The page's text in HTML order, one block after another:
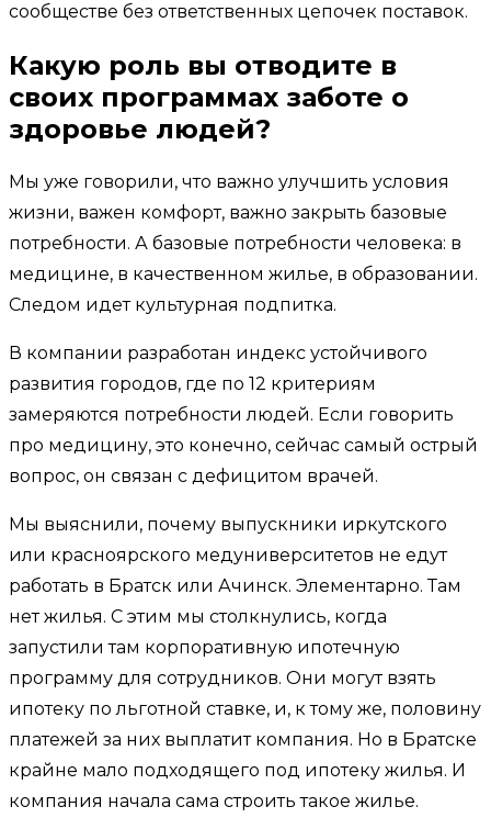
сообществе без ответственных цепочек поставок.
Какую роль вы отводите в
своих программах заботе о
здоровье людей?
Мы уже говорили, что важно улучшить условия
жизни, важен комфорт, важно закрыть базовые
потребности. А базовые потребности человека: в
медицине, в качественном жилье, в образовании.
Следом идет культурная подпитка.
В компании разработан индекс устойчивого
развития городов, где по 12 критериям
замеряются потребности людей. Если говорить
про медицину, это конечно, сейчас самый острый
вопрос, он связан с дефицитом врачей.
Мы выяснили, почему выпускники иркутского
или красноярского медуниверситетов не едут
работать в Братск или Ачинск. Элементарно. Там
нет жилья. С этим мы столкнулись, когда
запустили там корпоративную ипотечную
программу для сотрудников. Они могут взять
ипотеку по льготной ставке, и, к тому же, половину
платежей за них выплатит компания. Но в Братске
крайне мало подходящего под ипотеку жилья. И
компания начала сама строить такое жилье.